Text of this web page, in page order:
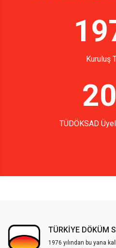
Kuruluş
TÜDÖKSAD
TÜRKİYE DÖKÜM
1976 yılından bu yana